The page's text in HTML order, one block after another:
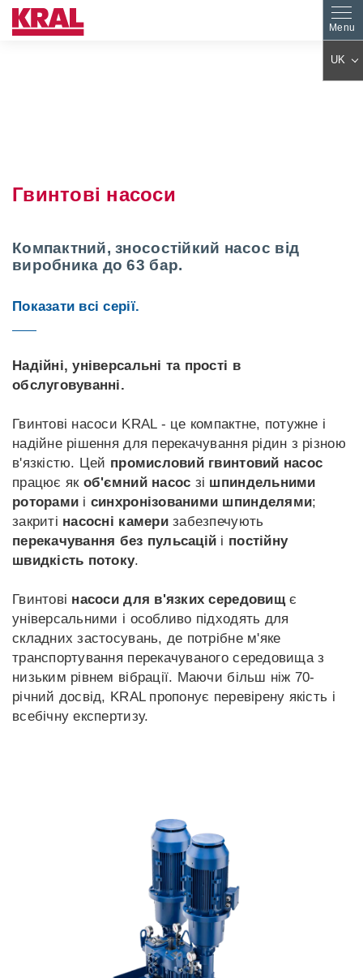
UK
Гвинтові насоси
Компактний, зносостійкий насос від
виробника до 63 бар.
Показати всі серії.
Надійні, універсальні та прості в
обслуговуванні.
Гвинтові насоси KRAL - це компактне, потужне і
надійне рішення для перекачування рідин з різною
в'язкістю. Цей промисловий гвинтовий насос
працює як об'ємний насос зі шпиндельними
роторами і синхронізованими шпинделями;
закриті насосні камеризабезпечують
перекачування без пульсацій і постійну
швидкість потоку.
Гвинтові насоси для в'язких середовищє
універсальними і особливо підходять для
складних застосувань, де потрібне м'яке
транспортування перекачуваного середовища з
низьким рівнем вібрації. Маючи більш ніж 70-
річний досвід, KRAL пропонує перевірену якість і
всебічну експертизу.